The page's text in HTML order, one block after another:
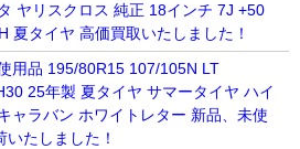
ヤリスクロス 純正 18インチ 7J +50
夏タイヤ 高価買取いたしました！
用品 195/80R15 107/105N LT
25年製 夏タイヤ サマータイヤ ハイ
ャラバン ホワイトレター 新品、未使
いたしました！